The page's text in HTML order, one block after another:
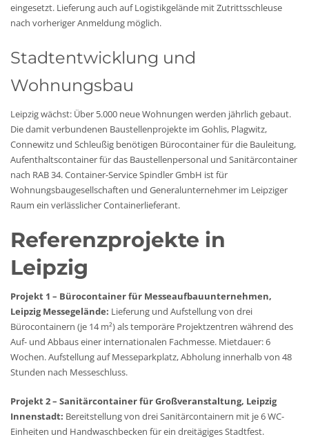
eingesetzt. Lieferung auch auf Logistikgelände mit Zutrittsschleuse
nach vorheriger Anmeldung möglich.
Stadtentwicklung und
Wohnungsbau
Leipzig wächst: Über 5.000 neue Wohnungen werden jährlich gebaut.
Die damit verbundenen Baustellenprojekte im Gohlis, Plagwitz,
Connewitz und Schleußig benötigen Bürocontainer für die Bauleitung,
Aufenthaltscontainer für das Baustellenpersonal und Sanitärcontainer
nach RAB 34. Container-Service Spindler GmbH ist für
Wohnungsbaugesellschaften und Generalunternehmer im Leipziger
Raum ein verlässlicher Containerlieferant.
Referenzprojekte in
Leipzig
Projekt 1 – Bürocontainer für Messeaufbauunternehmen,
Leipzig Messegelände: Lieferung und Aufstellung von drei
Bürocontainern (je 14 m²) als temporäre Projektzentren während des
Auf- und Abbaus einer internationalen Fachmesse. Mietdauer: 6
Wochen. Aufstellung auf Messeparkplatz, Abholung innerhalb von 48
Stunden nach Messeschluss.
Projekt 2 – Sanitärcontainer für Großveranstaltung, Leipzig
Innenstadt: Bereitstellung von drei Sanitärcontainern mit je 6 WC-
Einheiten und Handwaschbecken für ein dreitägiges Stadtfest.